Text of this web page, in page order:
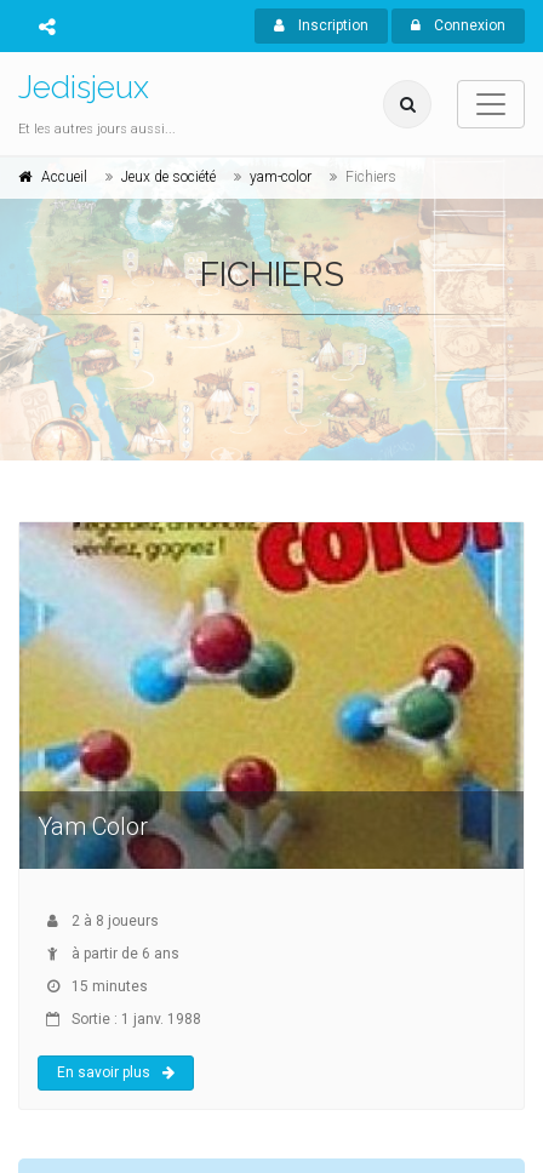
Inscription Connexion
Jedisjeux
Et les autres jours aussi...
Accueil Jeux de société yam-color Fichiers
FICHIERS
Yam Color
2 à 8 joueurs
à partir de 6 ans
15 minutes
Sortie : 1 janv. 1988
En savoir plus